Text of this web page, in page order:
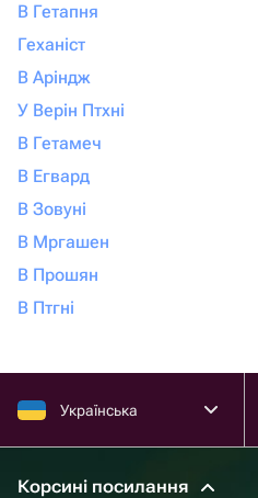
В Гетапня
Геханіст
В Аріндж
У Верін Птхні
В Гетамеч
В Егвард
В Зовуні
В Мргашен
В Прошян
В Птгні
Українська
Корсині посилання